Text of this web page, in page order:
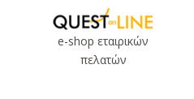
e-shop εταιρικών
πελατών